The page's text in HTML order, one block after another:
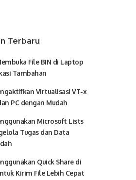
Terbaru
File BIN di Laptop
Tambahan
Virtualisasi VT-x
PC dengan Mudah
Microsoft Lists
Tugas dan Data
Quick Share di
Kirim File Lebih Cepat